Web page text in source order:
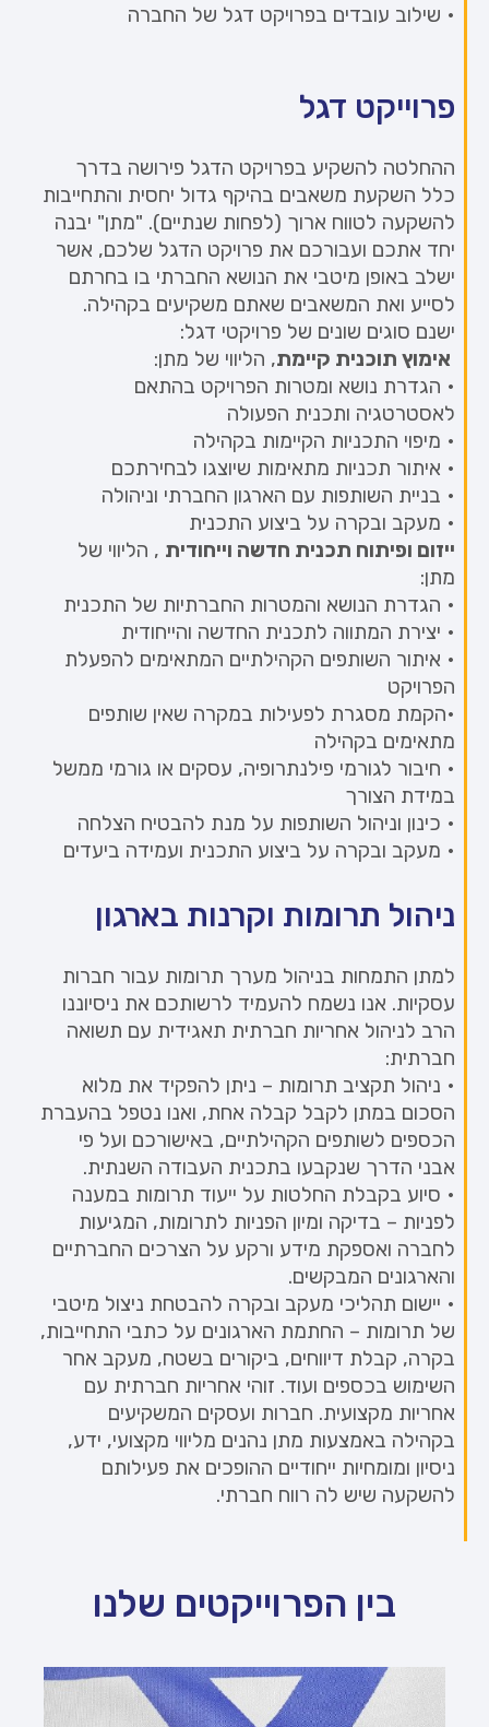
• שילוב עובדים בפרויקט דגל של החברה
פרוייקט דגל
ההחלטה להשקיע בפרויקט הדגל פירושה בדרך
כלל השקעת משאבים בהיקף גדול יחסית והתחייבות
להשקעה לטווח ארוך (לפחות שנתיים). "מתן" יבנה
יחד אתכם ועבורכם את פרויקט הדגל שלכם, אשר
ישלב באופן מיטבי את הנושא החברתי בו בחרתם
לסייע ואת המשאבים שאתם משקיעים בקהילה.
ישנם סוגים שונים של פרויקטי דגל:
אימוץ תוכנית קיימת, הליווי של מתן:
• הגדרת נושא ומטרות הפרויקט בהתאם
לאסטרטגיה ותכנית הפעולה
• מיפוי התכניות הקיימות בקהילה
• איתור תכניות מתאימות שיוצגו לבחירתכם
• בניית השותפות עם הארגון החברתי וניהולה
• מעקב ובקרה על ביצוע התכנית
ייזום ופיתוח תכנית חדשה וייחודית , הליווי של
מתן:
• הגדרת הנושא והמטרות החברתיות של התכנית
• יצירת המתווה לתכנית החדשה והייחודית
• איתור השותפים הקהילתיים המתאימים להפעלת
הפרויקט
•הקמת מסגרת לפעילות במקרה שאין שותפים
מתאימים בקהילה
• חיבור לגורמי פילנתרופיה, עסקים או גורמי ממשל
במידת הצורך
• כינון וניהול השותפות על מנת להבטיח הצלחה
• מעקב ובקרה על ביצוע התכנית ועמידה ביעדים
ניהול תרומות וקרנות בארגון
למתן התמחות בניהול מערך תרומות עבור חברות
עסקיות. אנו נשמח להעמיד לרשותכם את ניסיוננו
הרב לניהול אחריות חברתית תאגידית עם תשואה
חברתית:
• ניהול תקציב תרומות – ניתן להפקיד את מלוא
הסכום במתן לקבל קבלה אחת, ואנו נטפל בהעברת
הכספים לשותפים הקהילתיים, באישורכם ועל פי
אבני הדרך שנקבעו בתכנית העבודה השנתית.
• סיוע בקבלת החלטות על ייעוד תרומות במענה
לפניות – בדיקה ומיון הפניות לתרומות, המגיעות
לחברה ואספקת מידע ורקע על הצרכים החברתיים
והארגונים המבקשים.
• יישום תהליכי מעקב ובקרה להבטחת ניצול מיטבי
של תרומות – החתמת הארגונים על כתבי התחייבות,
בקרה, קבלת דיווחים, ביקורים בשטח, מעקב אחר
השימוש בכספים ועוד. זוהי אחריות חברתית עם
אחריות מקצועית. חברות ועסקים המשקיעים
בקהילה באמצעות מתן נהנים מליווי מקצועי, ידע,
ניסיון ומומחיות ייחודיים ההופכים את פעילותם
להשקעה שיש לה רווח חברתי.
בין הפרוייקטים שלנו